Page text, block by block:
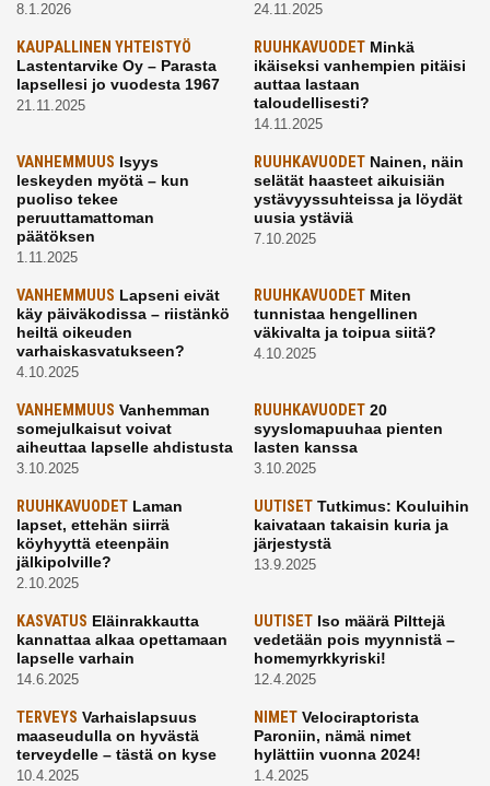
8.1.2026 24.11.2025
KAUPALLINEN YHTEISTYÖ
Lastentarvike Oy – Parasta
lapsellesi jo vuodesta 1967
21.11.2025
RUUHKAVUODETMinkä
ikäiseksi vanhempien pitäisi
auttaa lastaan
taloudellisesti?
14.11.2025
VANHEMMUUS Isyys
leskeyden myötä – kun
puoliso tekee
peruuttamattoman
päätöksen
1.11.2025
RUUHKAVUODETNainen, näin
selätät haasteet aikuisiän
ystävyyssuhteissa ja löydät
uusia ystäviä
7.10.2025
VANHEMMUUS Lapseni eivät
käy päiväkodissa – riistänkö
heiltä oikeuden
varhaiskasvatukseen?
4.10.2025
RUUHKAVUODETMiten
tunnistaa hengellinen
väkivalta ja toipua siitä?
4.10.2025
VANHEMMUUS Vanhemman
somejulkaisut voivat
aiheuttaa lapselle ahdistusta
3.10.2025
RUUHKAVUODET20
syyslomapuuhaa pienten
lasten kanssa
3.10.2025
RUUHKAVUODET Laman
lapset, ettehän siirrä
köyhyyttä eteenpäin
jälkipolville?
2.10.2025
UUTISETTutkimus: Kouluihin
kaivataan takaisin kuria ja
järjestystä
13.9.2025
KASVATUS Eläinrakkautta
kannattaa alkaa opettamaan
lapselle varhain
14.6.2025
UUTISETIso määrä Pilttejä
vedetään pois myynnistä –
homemyrkkyriski!
12.4.2025
TERVEYS Varhaislapsuus
maaseudulla on hyvästä
terveydelle – tästä on kyse
10.4.2025
NIMETVelociraptorista
Paroniin, nämä nimet
hylättiin vuonna 2024!
1.4.2025